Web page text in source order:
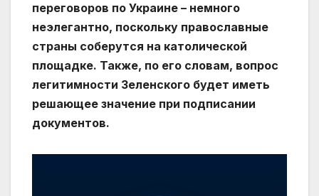
переговоров по Украине – немного
неэлегантно, поскольку православные
страны соберутся на католической
площадке. Также, по его словам, вопрос
легитимности Зеленского будет иметь
решающее значение при подписании
документов.